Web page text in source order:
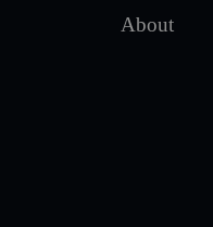
About